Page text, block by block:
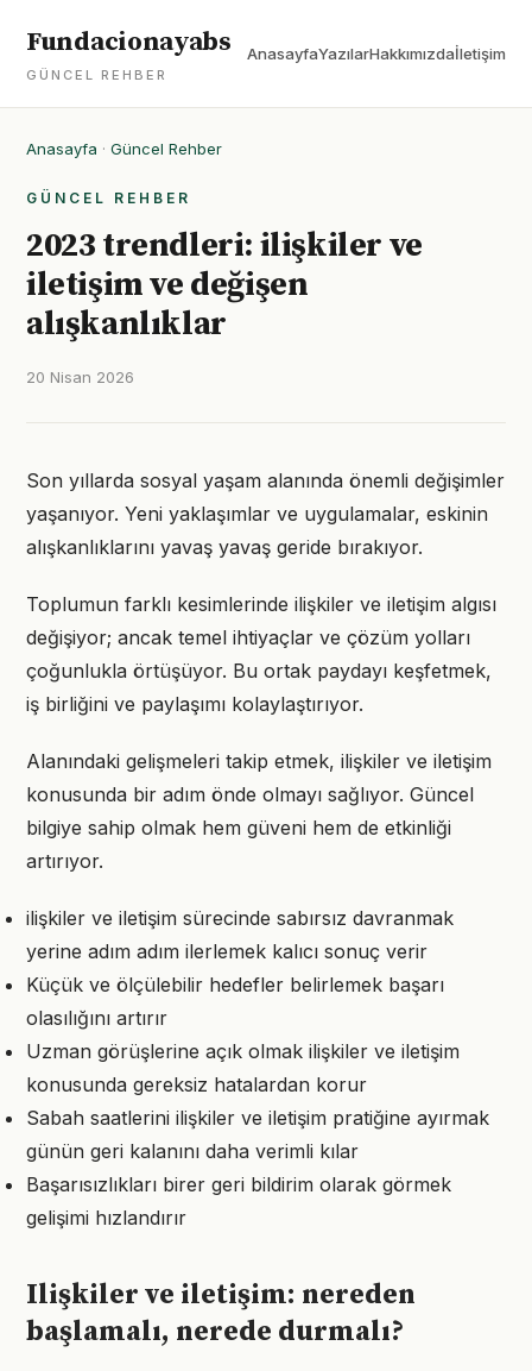
Fundacionayabs
GÜNCEL REHBER
AnasayfaYazılarHakkımızdaİletişim
Anasayfa · Güncel Rehber
GÜNCEL REHBER
2023 trendleri: ilişkiler ve
iletişim ve değişen
alışkanlıklar
20 Nisan 2026
Son yıllarda sosyal yaşam alanında önemli değişimler
yaşanıyor. Yeni yaklaşımlar ve uygulamalar, eskinin
alışkanlıklarını yavaş yavaş geride bırakıyor.
Toplumun farklı kesimlerinde ilişkiler ve iletişim algısı
değişiyor; ancak temel ihtiyaçlar ve çözüm yolları
çoğunlukla örtüşüyor. Bu ortak paydayı keşfetmek,
iş birliğini ve paylaşımı kolaylaştırıyor.
Alanındaki gelişmeleri takip etmek, ilişkiler ve iletişim
konusunda bir adım önde olmayı sağlıyor. Güncel
bilgiye sahip olmak hem güveni hem de etkinliği
artırıyor.
ilişkiler ve iletişim sürecinde sabırsız davranmak
yerine adım adım ilerlemek kalıcı sonuç verir
Küçük ve ölçülebilir hedefler belirlemek başarı
olasılığını artırır
Uzman görüşlerine açık olmak ilişkiler ve iletişim
konusunda gereksiz hatalardan korur
Sabah saatlerini ilişkiler ve iletişim pratiğine ayırmak
günün geri kalanını daha verimli kılar
Başarısızlıkları birer geri bildirim olarak görmek
gelişimi hızlandırır
Ilişkiler ve iletişim: nereden
başlamalı, nerede durmalı?